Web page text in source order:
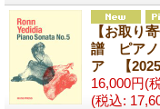
【お取り
譜 ピアノ
ア 【2025
16,000円(
(税込: